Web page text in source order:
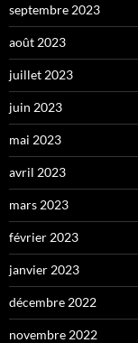
septembre 2023
août 2023
juillet 2023
juin 2023
mai 2023
avril 2023
mars 2023
février 2023
janvier 2023
décembre 2022
novembre 2022